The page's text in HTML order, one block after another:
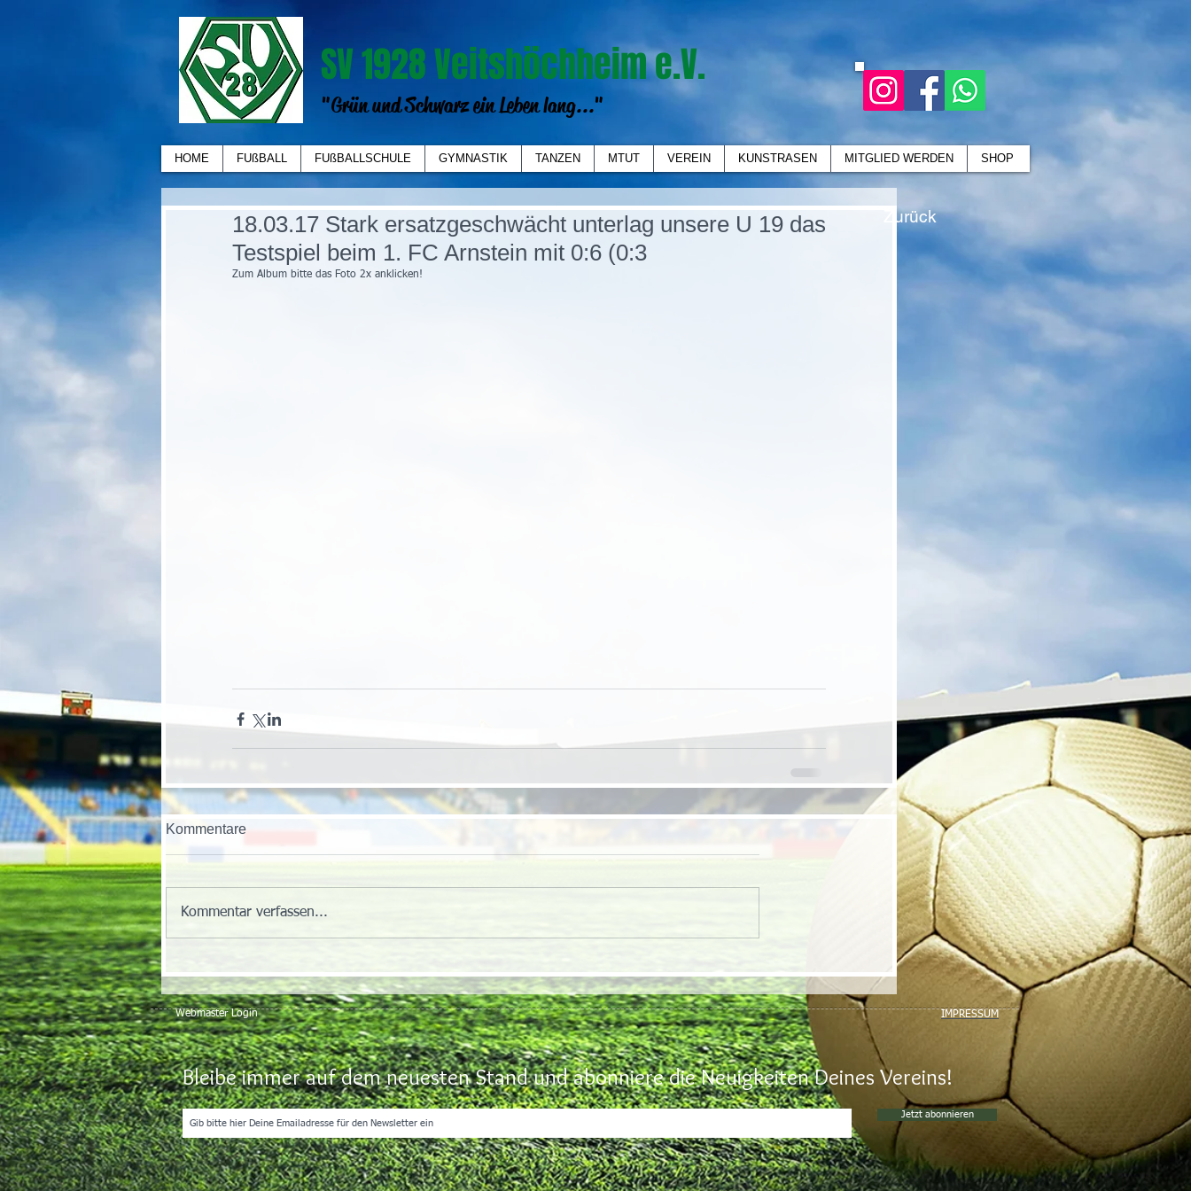
SV 1928 Veitshöchheim e.V.
"Grün und Schwarz ein Leben lang..."
HOME FUßBALL FUßBALLSCHULE GYMNASTIK TANZEN MTUT VEREIN KUNSTRASEN MITGLIED WERDEN SHOP
18.03.17 Stark ersatzgeschwächt unterlag unsere U 19 das
Testspiel beim 1. FC Arnstein mit 0:6 (0:3
Zum Album bitte das Foto 2x anklicken!
Kommentare
Kommentar verfassen...
Zurück
IMPRESSUM
Webmaster Login
Bleibe immer auf dem neuesten Stand und abonniere die Neuigkeiten Deines Vereins!
Jetzt abonnieren